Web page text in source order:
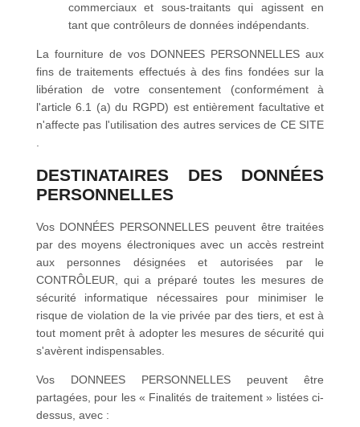
commerciaux et sous-traitants qui agissent en
tant que contrôleurs de données indépendants.
La fourniture de vos DONNEES PERSONNELLES aux
fins de traitements effectués à des fins fondées sur la
libération de votre consentement (conformément à
l'article 6.1 (a) du RGPD) est entièrement facultative et
n'affecte pas l'utilisation des autres services de CE SITE
DESTINATAIRES DES DONNÉES
PERSONNELLES
Vos DONNÉES PERSONNELLES peuvent être traitées
par des moyens électroniques avec un accès restreint
aux personnes désignées et autorisées par le
CONTRÔLEUR, qui a préparé toutes les mesures de
sécurité informatique nécessaires pour minimiser le
risque de violation de la vie privée par des tiers, et est à
tout moment prêt à adopter les mesures de sécurité qui
s'avèrent indispensables.
Vos DONNEES PERSONNELLES peuvent être
partagées, pour les « Finalités de traitement » listées ci-
dessus, avec :